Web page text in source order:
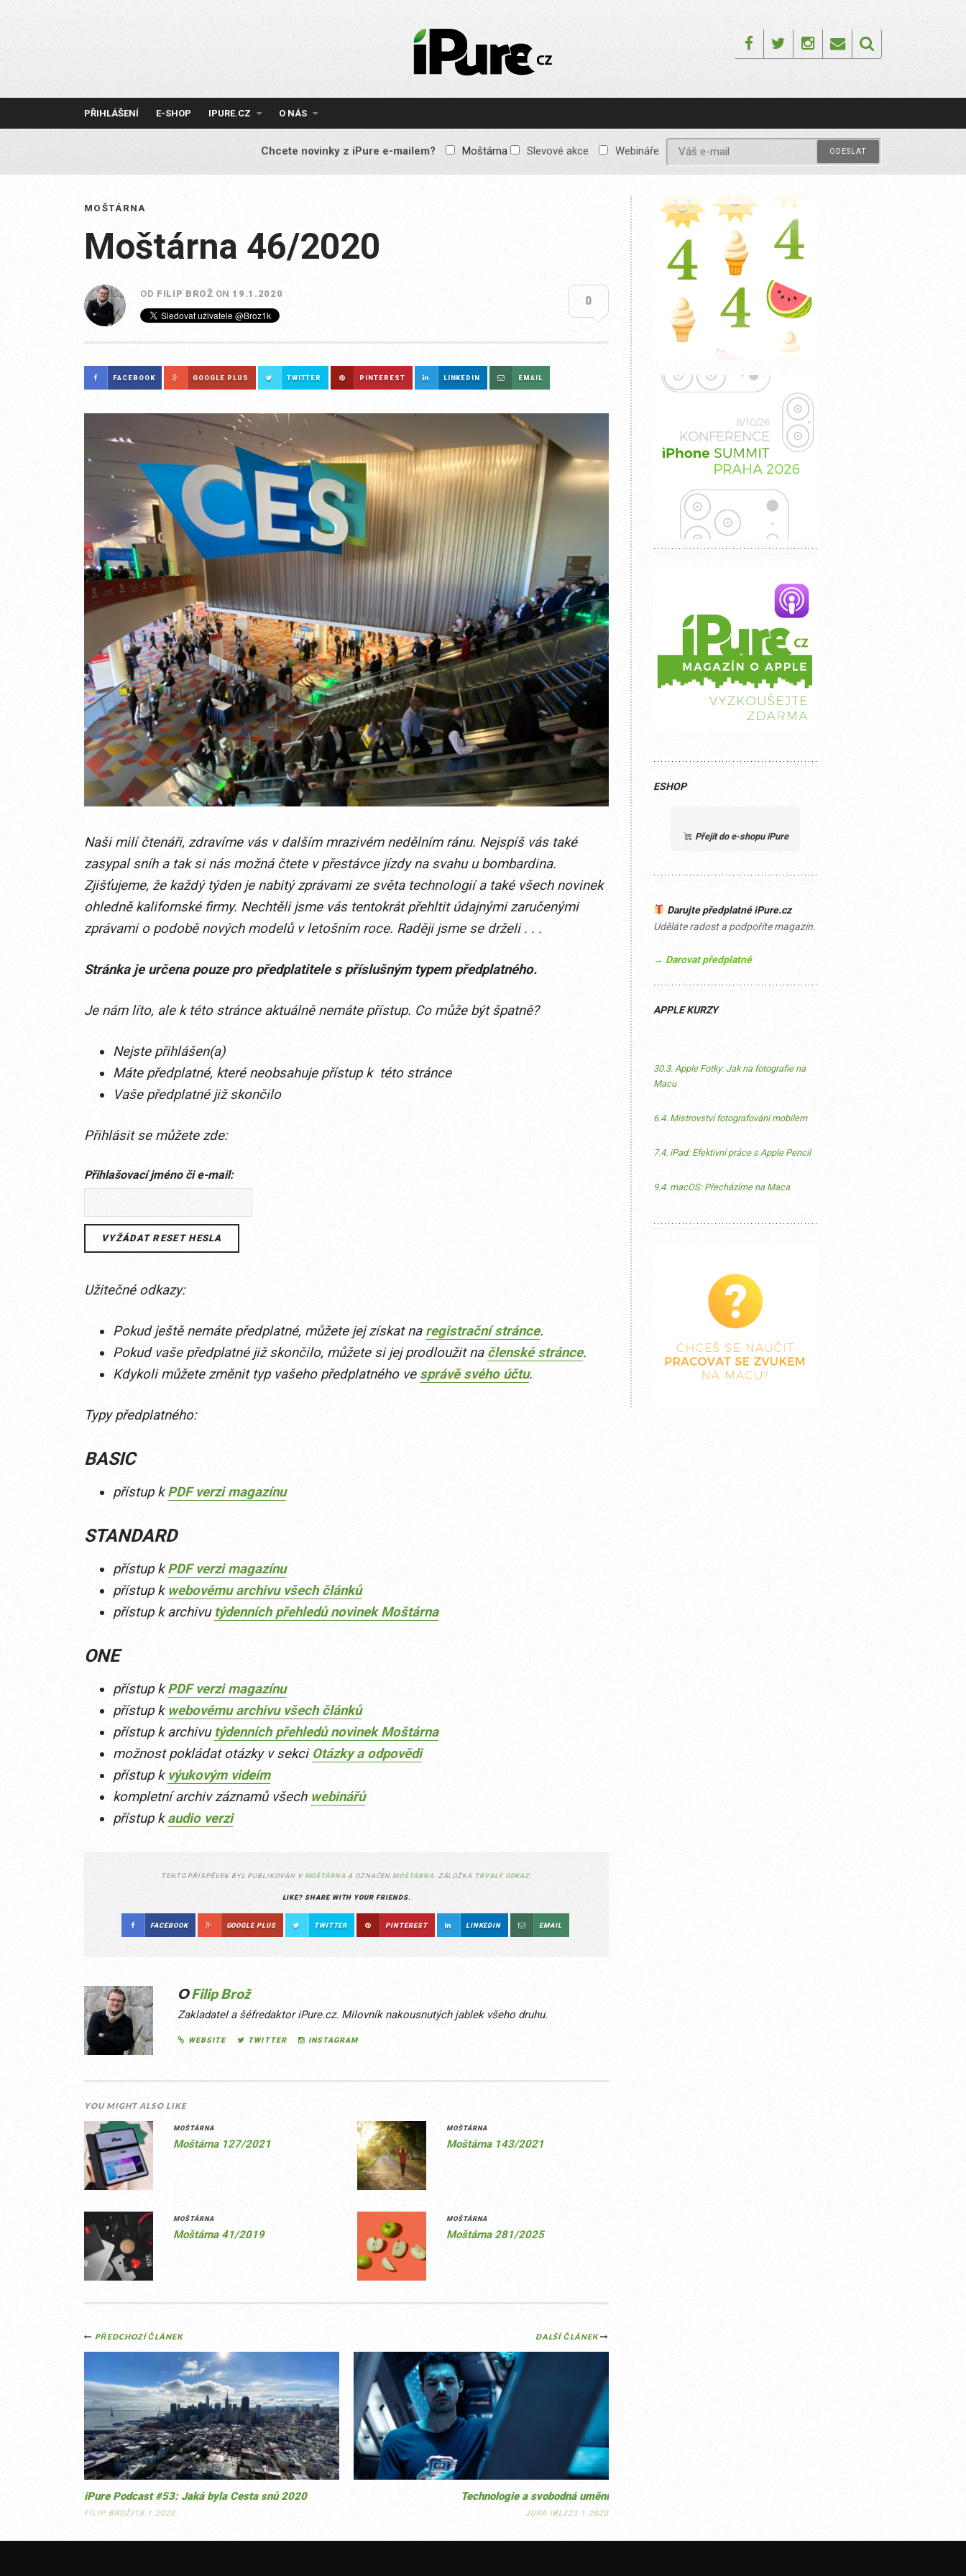
IPURE.CZ
Prémiový Apple e-
reklamy, žádné
obsah pro všechny
FacebookTwitterInstagram
Email
PŘIHLÁŠENÍ E-SHOP IPURE.CZ O NÁS
Chcete novinky z iPure e-mailem? Moštárna Slevové akce Webináře
MOŠTÁRNA
Moštárna 46/2020
OD FILIP BROŽ ON 19.1.2020
0
FACEBOOK GOOGLE PLUS TWITTER PINTEREST LINKEDIN EMAIL
Naši milí čtenáři, zdravíme vás v dalším mrazivém nedělním ránu. Nejspíš vás také
zasypal sníh a tak si nás možná čtete v přestávce jízdy na svahu u bombardina.
Zjišťujeme, že každý týden je nabitý zprávami ze světa technologií a také všech novinek
ohledně kalifornské firmy. Nechtěli jsme vás tentokrát přehltit údajnými zaručenými
zprávami o podobě nových modelů v letošním roce. Raději jsme se drželi . . .
Stránka je určena pouze pro předplatitele s příslušným typem předplatného.
Je nám líto, ale k této stránce aktuálně nemáte přístup. Co může být špatně?
Nejste přihlášen(a)
Máte předplatné, které neobsahuje přístup k této stránce
Vaše předplatné již skončilo
Přihlásit se můžete zde:
Přihlašovací jméno či e-mail:
Užitečné odkazy:
Pokud ještě nemáte předplatné, můžete jej získat na registrační stránce.
Pokud vaše předplatné již skončilo, můžete si jej prodloužit na členské stránce.
Kdykoli můžete změnit typ vašeho předplatného ve správě svého účtu.
Typy předplatného:
BASIC
přístup kPDF verzi magazínu
STANDARD
přístup kPDF verzi magazínu
přístup kwebovému archivu všech článků
přístup k archivu týdenních přehledů novinek Moštárna
ONE
přístup kPDF verzi magazínu
přístup k webovému archivu všech článků
přístup k archivu týdenních přehledů novinek Moštárna
možnost pokládat otázky v sekci Otázky a odpovědi
přístup k výukovým videím
kompletní archiv záznamů všech webinářů
přístup kaudio verzi
TENTO PŘÍSPĚVEK BYL PUBLIKOVÁN V MOŠTÁRNA A OZNAČENMOŠTÁRNA. ZÁLOŽKA TRVALÝ ODKAZ.
LIKE? SHARE WITH YOUR FRIENDS.
FACEBOOK GOOGLE PLUS TWITTER PINTEREST LINKEDIN EMAIL
O Filip Brož
Zakladatel a šéfredaktor iPure.cz. Milovník nakousnutých jablek všeho druhu.
WEBSITE TWITTER INSTAGRAM
YOU MIGHT ALSO LIKE
MOŠTÁRNA
Moštárna 127/2021
MOŠTÁRNA
Moštárna 143/2021
MOŠTÁRNA
Moštárna 41/2019
MOŠTÁRNA
Moštárna 281/2025
Post
navigation
DALŠÍ ČLÁNEK
Technologie a svobodná umění
JURA IBL/23.1.2020
PŘEDCHOZÍ ČLÁNEK
iPure Podcast #53: Jaká byla Cesta snů 2020
FILIP BROŽ/18.1.2020
ESHOP
Přejít do e-shopu iPure
Darujte předplatné iPure.cz
Uděláte radost a podpoříte magazín.
→ Darovat předplatné
APPLE KURZY
30.3. Apple Fotky: Jak na fotografie na
Macu
6.4. Mistrovství fotografování mobilem
7.4. iPad: Efektivní práce s Apple Pencil
9.4. macOS: Přecházíme na Maca